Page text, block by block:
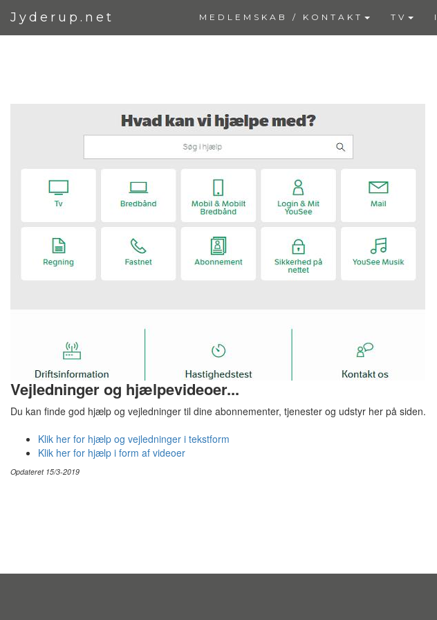
Jyderup.net MEDLEMSKAB / KONTAKT TV
Vejledninger og hjælpevideoer...
Du kan finde god hjælp og vejledninger til dine abonnementer, tjenester og udstyr her på siden.
Klik her for hjælp og vejledninger i tekstform
Klik her for hjælp i form af videoer
Opdateret 15/3-2019